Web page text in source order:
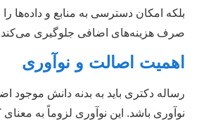
بلکه امکان دسترسی به منابع و داده‌ها را
صرف هزینه‌های اضافی جلوگیری
اهمیت اصالت و نوآوری
رساله دکتری باید به بدنه دانش موجود
نوآوری باشد. این نوآوری لزوماً به